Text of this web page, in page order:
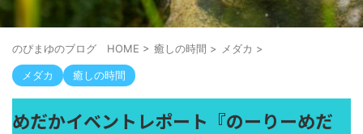
のぴまゆのブログ HOME > 癒しの時間 > メダカ >
メダカ 癒しの時間
めだかイベントレポート『のーりーめだ